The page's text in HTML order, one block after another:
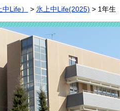
Life） > 氷上中Life(2025) > 1年生